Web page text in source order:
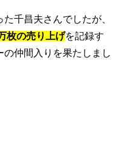
千昌夫さんでしたが、
枚の売り上げを記録す
仲間入りを果たしまし